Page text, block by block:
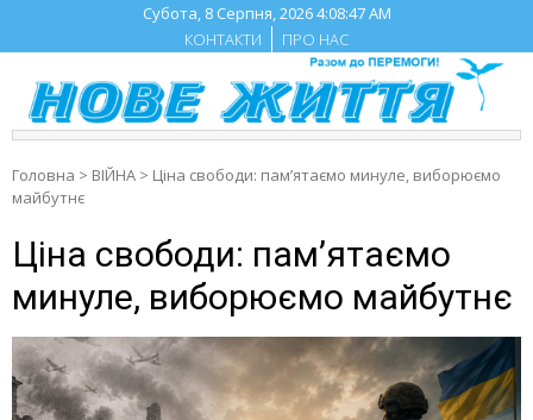
content
Субота, 8 Серпня, 20264:08:48 AM
КОНТАКТИ
ПРО НАС
Головна > ВІЙНА > Ціна свободи: пам’ятаємо минуле, виборюємо
майбутнє
Ціна свободи: пам’ятаємо
минуле, виборюємо майбутнє